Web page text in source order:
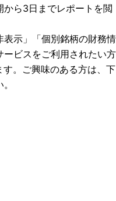
から3日までレポートを閲
表示」「個別銘柄の財務情
ビスをご利用されたい方
。ご興味のある方は、下